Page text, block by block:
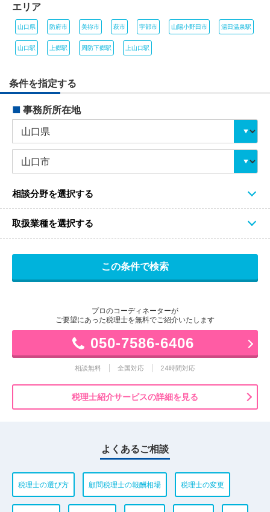
エリア
山口県 防府市 美祢市 萩市 宇部市 山陽小野田市 湯田温泉駅
山口駅 上郷駅 周防下郷駅 上山口駅
条件を指定する
■ 事務所所在地
相談分野を選択する
取扱業種を選択する
プロのコーディネーターが
ご要望にあった税理士を無料でご紹介いたします
050-7586-6406
相談無料 全国対応 24時間対応
税理士紹介サービスの詳細を見る
よくあるご相談
税理士の選び方 顧問税理士の報酬相場 税理士の変更